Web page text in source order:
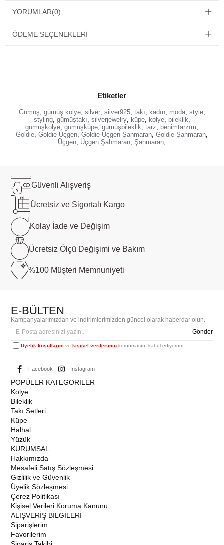
YORUMLAR(0)
ÖDEME SEÇENEKLERI
Etiketler
Gümüş gümüş kolye, silver, silver925, takı kadın, moda, style,
styling, gümüştakı silverjewelry, küpe, kolye, bileklik
gümüşkolye gümüşküpe gümüşbileklik tarz benimtarzım
Goldie Goldie Üçgen Goldie Üçgen Şahmaran Goldie Şahmaran
Üçgen Üçgen Şahmaran Şahmaran
Güvenli Alışveriş
Ücretsiz ve Sigortalı Kargo
Kolay İade ve Değişim
Ücretsiz Ölçü Değişimi ve Bakım
%100 Müşteri Memnuniyeti
E-BÜLTEN
Kampanyalarımızdan ve indirimlerimizden güncel olarak haberdar olun.
Gönder
Üyelik koşullarını vekişisel verilerimin korunmasını kabul ediyorum.
Facebook Instagram
POPÜLER KATEGORİLER
Kolye
Bileklik
Takı Setleri
Küpe
Halhal
Yüzük
KURUMSAL
Hakkımızda
Mesafeli Satış Sözleşmesi
Gizlilik ve Güvenlik
Üyelik Sözleşmesi
Çerez Politikası
Kişisel Verileri Koruma Kanunu
ALIŞVERİŞ BİLGİLERİ
Siparişlerim
Favorilerim